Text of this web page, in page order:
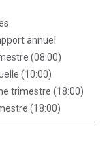
annuel
(08:00)
(10:00)
trimestre (18:00)
(18:00)